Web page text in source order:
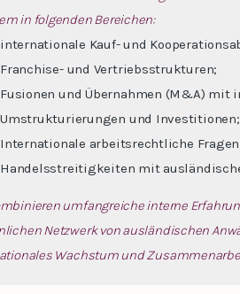
in folgenden Bereichen:
internationale Kauf- und
Franchise- und Vertriebsstrukturen;
Fusionen und Übernahmen (M&A) mit
Umstrukturierungen und Investitionen;
Internationale arbeitsrechtliche
Handelsstreitigkeiten mit
umfangreiche interne
Netzwerk von ausländischen
Wachstum und